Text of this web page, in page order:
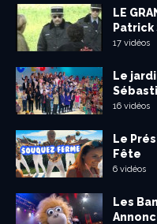
LE
17 vidéos
Le
16 vidéos
Le
Fête
6 vidéos
Les